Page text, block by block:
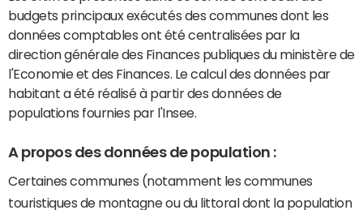
budgets principaux exécutés des communes dont les
données comptables ont été centralisées par la
direction générale des Finances publiques du ministère de
l'Economie et des Finances. Le calcul des données par
habitant a été réalisé à partir des données de
populations fournies par l'Insee.
A propos des données de population :
Certaines communes (notamment les communes
touristiques de montagne ou du littoral dont la population